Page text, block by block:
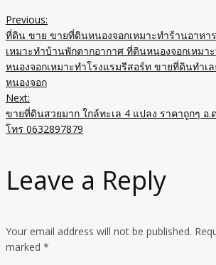
Previous:
ที่ดิน ขาย ขายที่ดินหนองจอกเหมาะทำร้านอาหา
เหมาะทำบ้านพักตากอากาศ ที่ดินหนองจอกเหมา
หนองจอกเหมาะทำโรงแรมรีสอร์ท ขายที่ดินทำเ
หนองจอก
Next:
ขายที่ดินสวยมาก ใกล้ทะเล 4 แปลง ราคาถูกๆ อ
โทร 0632897879
Leave a Reply
Your email address will not be published.
marked *